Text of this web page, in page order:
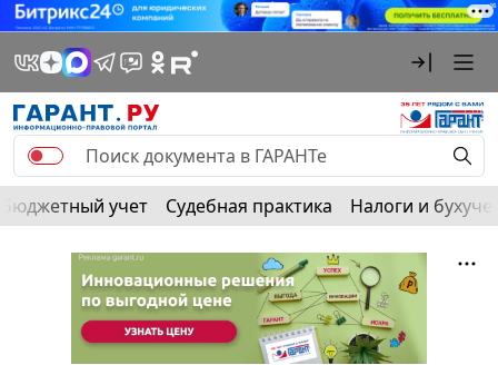
Бюджетный учет Судебная практика Налоги и